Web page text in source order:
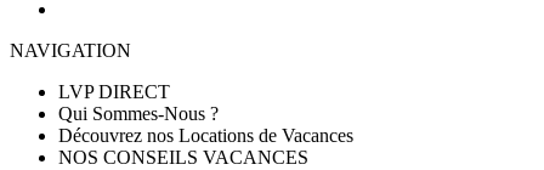
NAVIGATION
LVP DIRECT
Qui Sommes-Nous ?
Découvrez nos Locations de Vacances
NOS CONSEILS VACANCES